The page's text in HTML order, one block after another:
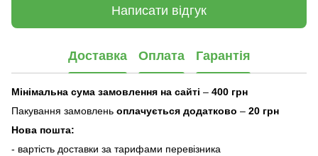
Написати відгук
Доставка Оплата Гарантія
Мінімальна сума замовлення на сайті – 400 грн
Пакування замовлень оплачується додатково – 20 грн
Нова пошта:
- вартість доставки за тарифами перевізника